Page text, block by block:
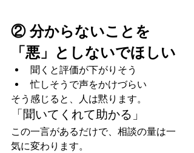
② 分からないことを
「悪」としないでほしい
聞くと評価が下がりそう
忙しそうで声をかけづらい
そう感じると、人は黙ります。
「聞いてくれて助かる」
この一言があるだけで、相談の量は一
気に変わります。